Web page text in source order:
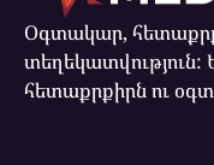
Օգտակար,
տեղեկատվություն:
հետաքրքիրն ու